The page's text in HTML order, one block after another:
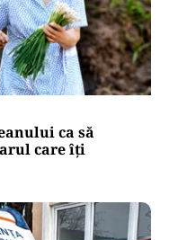
ca să
care îți